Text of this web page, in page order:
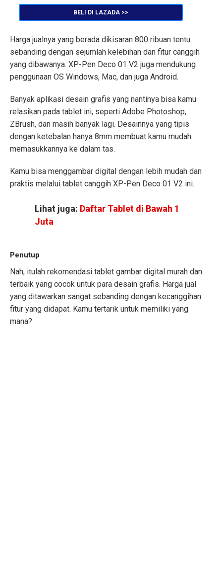
BELI DI LAZADA >>
Harga jualnya yang berada dikisaran 800 ribuan tentu
sebanding dengan sejumlah kelebihan dan fitur canggih
yang dibawanya. XP-Pen Deco 01 V2 juga mendukung
penggunaan OS Windows, Mac, dan juga Android.
Banyak aplikasi desain grafis yang nantinya bisa kamu
relasikan pada tablet ini, seperti Adobe Photoshop,
ZBrush, dan masih banyak lagi. Desainnya yang tipis
dengan ketebalan hanya 8mm membuat kamu mudah
memasukkannya ke dalam tas.
Kamu bisa menggambar digital dengan lebih mudah dan
praktis melalui tablet canggih XP-Pen Deco 01 V2 ini.
Lihat juga: Daftar Tablet di Bawah 1
Juta
Penutup
Nah, itulah rekomendasi tablet gambar digital murah dan
terbaik yang cocok untuk para desain grafis. Harga jual
yang ditawarkan sangat sebanding dengan kecanggihan
fitur yang didapat. Kamu tertarik untuk memiliki yang
mana?